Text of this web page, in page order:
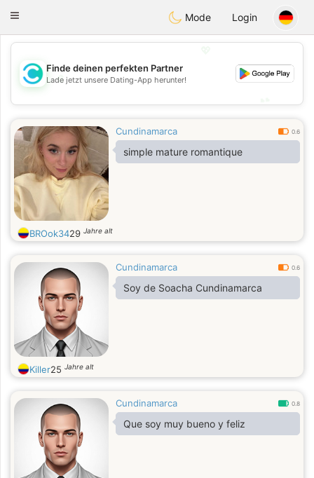
olombiaCitas
Toggle
Mode Login
💖
💕
Finde deinen perfekten Partner
Lade jetzt unsere Dating-App herunter!
Cundinamarca 0.6
simple mature romantique
BROok3429 Jahre alt
Cundinamarca 0.6
Soy de Soacha Cundinamarca
Killer25 Jahre alt
Cundinamarca 0.8
Que soy muy bueno y feliz